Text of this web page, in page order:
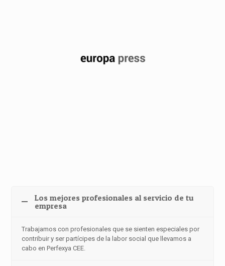
Los mejores profesionales al servicio de tu
empresa
Trabajamos con profesionales que se sienten especiales por
contribuir y ser partícipes de la labor social que llevamos a
cabo en Perfexya CEE.